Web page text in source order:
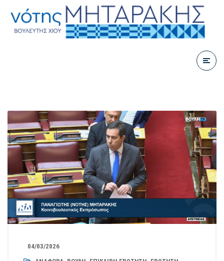
04/03/2026